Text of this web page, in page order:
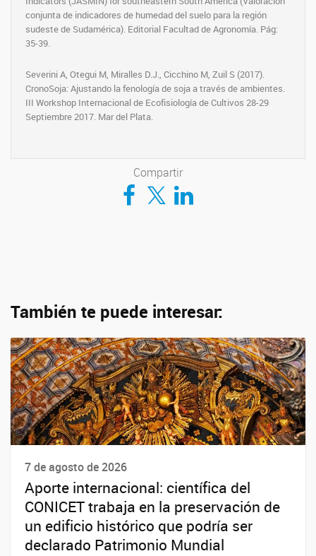
conjunta de indicadores de humedad del suelo para la región
sudeste de Sudamérica). Editorial Facultad de Agronomía. Pág:
35-39.
Severini A, Otegui M, Miralles D.J., Cicchino M, Zuil S (2017).
CronoSoja: Ajustando la fenología de soja a través de ambientes.
III Workshop Internacional de Ecofisiología de Cultivos 28-29
Septiembre 2017. Mar del Plata.
Compartir
Compartir en Facebook
Compartir en TwitterCompartir en LinkedIn
También te puede interesar:
7 de agosto de 2026
Aporte internacional: científica del
CONICET trabaja en la preservación de
un edificio histórico que podría ser
declarado Patrimonio Mundial